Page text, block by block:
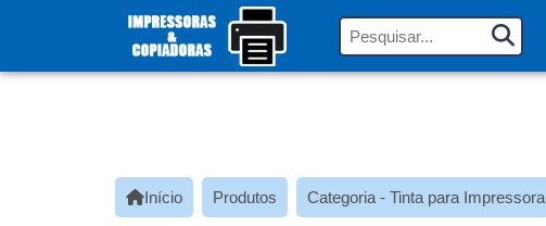
Início Produtos Categoria - Tinta para Impressora